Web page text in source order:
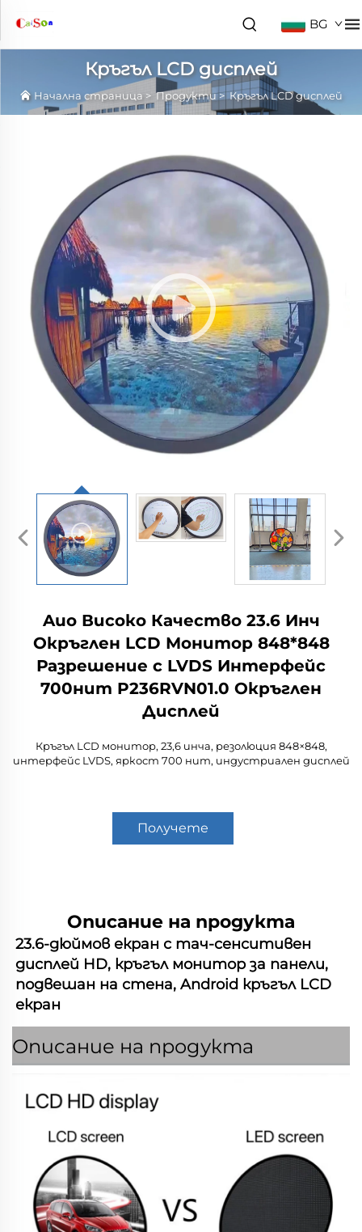
BG
Кръгъл LCD дисплей
Начална страница > Продукти>Кръгъл LCD дисплей
Auo Високо Качество 23.6 Инч
Окръглен LCD Монитор 848*848
Разрешение с LVDS Интерфейс
700нит P236RVN01.0 Окръглен
Дисплей
Кръгъл LCD монитор, 23,6 инча, резолюция 848×848,
интерфейс LVDS, яркост 700 нит, индустриален дисплей
Получете
Описание на продукта
23.6-дюймов екран с тач-сенситивен
дисплей HD, кръгъл монитор за панели,
подвешан на стена, Android кръгъл LCD
екран
Описание на продукта